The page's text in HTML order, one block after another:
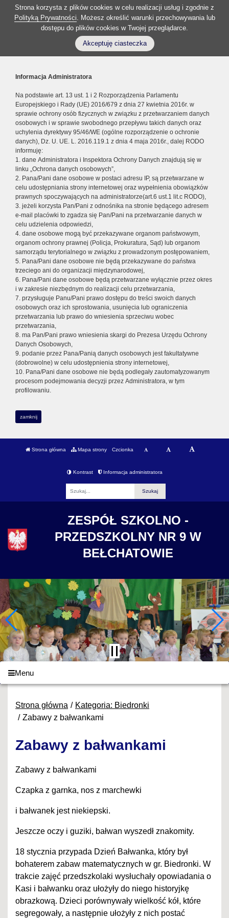
Strona korzysta z plików cookies w celu realizacji usług i zgodnie z
Polityką Prywatności. Możesz określić warunki przechowywania lub
dostępu do plików cookies w Twojej przeglądarce.
Akceptuję ciasteczka
Informacja Administratora
Na podstawie art. 13 ust. 1 i 2 Rozporządzenia Parlamentu
Europejskiego i Rady (UE) 2016/679 z dnia 27 kwietnia 2016r. w
sprawie ochrony osób fizycznych w związku z przetwarzaniem danych
osobowych i w sprawie swobodnego przepływu takich danych oraz
uchylenia dyrektywy 95/46/WE (ogólne rozporządzenie o ochronie
danych), Dz. U. UE. L. 2016.119.1 z dnia 4 maja 2016r., dalej RODO
informuję:
1. dane Administratora i Inspektora Ochrony Danych znajdują się w
linku „Ochrona danych osobowych”,
2. Pana/Pani dane osobowe w postaci adresu IP, są przetwarzane w
celu udostępniania strony internetowej oraz wypełnienia obowiązków
prawnych spoczywających na administratorze(art.6 ust.1 lit.c RODO),
3. jeżeli korzysta Pan/Pani z odnośnika na stronie będącego adresem
e-mail placówki to zgadza się Pan/Pani na przetwarzanie danych w
celu udzielenia odpowiedzi,
4. dane osobowe mogą być przekazywane organom państwowym,
organom ochrony prawnej (Policja, Prokuratura, Sąd) lub organom
samorządu terytorialnego w związku z prowadzonym postępowaniem,
5. Pana/Pani dane osobowe nie będą przekazywane do państwa
trzeciego ani do organizacji międzynarodowej,
6. Pana/Pani dane osobowe będą przetwarzane wyłącznie przez okres
i w zakresie niezbędnym do realizacji celu przetwarzania,
7. przysługuje Panu/Pani prawo dostępu do treści swoich danych
osobowych oraz ich sprostowania, usunięcia lub ograniczenia
przetwarzania lub prawo do wniesienia sprzeciwu wobec
przetwarzania,
8. ma Pan/Pani prawo wniesienia skargi do Prezesa Urzędu Ochrony
Danych Osobowych,
9. podanie przez Pana/Panią danych osobowych jest fakultatywne
(dobrowolne) w celu udostępnienia strony internetowej,
10. Pana/Pani dane osobowe nie będą podlegały zautomatyzowanym
procesom podejmowania decyzji przez Administratora, w tym
profilowaniu.
zamknij
Strona główna Mapa strony Czcionka
Kontrast Informacja administratora
ZESPÓŁ SZKOLNO -
PRZEDSZKOLNY NR 9 W
BEŁCHATOWIE
Menu
Strona główna
Kategoria: Biedronki
Zabawy z bałwankami
Zabawy z bałwankami
Zabawy z bałwankami
Czapka z garnka, nos z marchewki
i bałwanek jest niekiepski.
Jeszcze oczy i guziki, bałwan wyszedł znakomity.
18 stycznia przypada Dzień Bałwanka, który był
bohaterem zabaw matematycznych w gr. Biedronki. W
trakcie zajęć przedszkolaki wysłuchały opowiadania o
Kasi i bałwanku oraz ułożyły do niego historyjkę
obrazkową. Dzieci porównywały wielkość kół, które
segregowały, a następnie ułożyły z nich postać